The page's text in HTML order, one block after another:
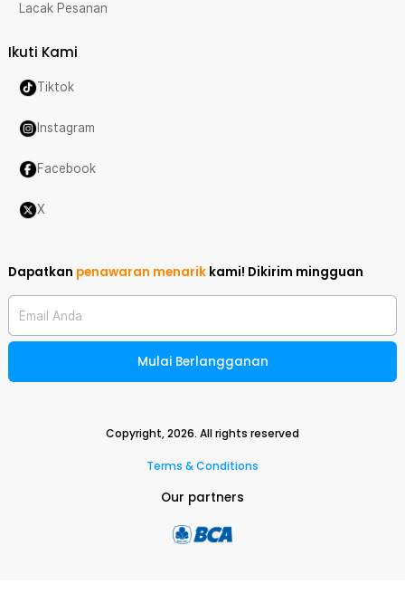
Lacak Pesanan
Ikuti Kami
Tiktok
Instagram
Facebook
X
Dapatkan penawaran menarik kami! Dikirim mingguan
Email Anda
Mulai Berlangganan
Copyright,2026. All rights reserved
Terms & Conditions
Our partners